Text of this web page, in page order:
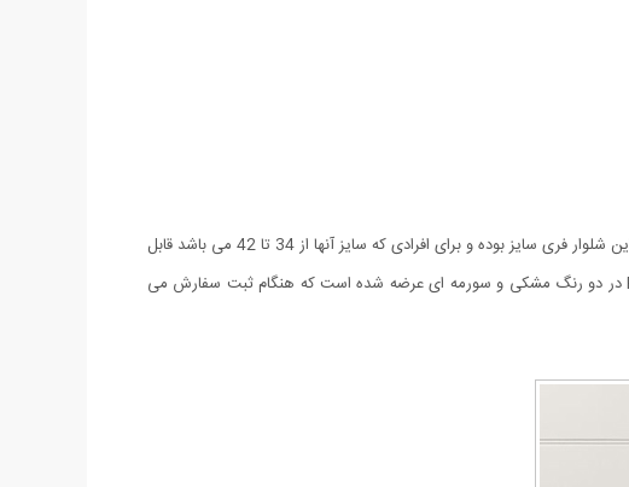
شلوار اسلش مردانه طرح Pocket با طراحی اسلیم فیت و نمای خاصی که دارد برای استفاده روزمره، سفر و گردش بسیار مناسب است. این شلوار فری سایز بوده و برای افرادی که سایز آنها از 34 تا 42 می باشد قابل
استفاده است. جنس این شلوار پارچه دورس درجه یک بوده و جیب های خاص آن جلوه ای ویژه به آن بخشیده است. شلوار Pocket در دو رنگ مشکی و سورمه ای عرضه شده است که هنگام ثبت سفارش می